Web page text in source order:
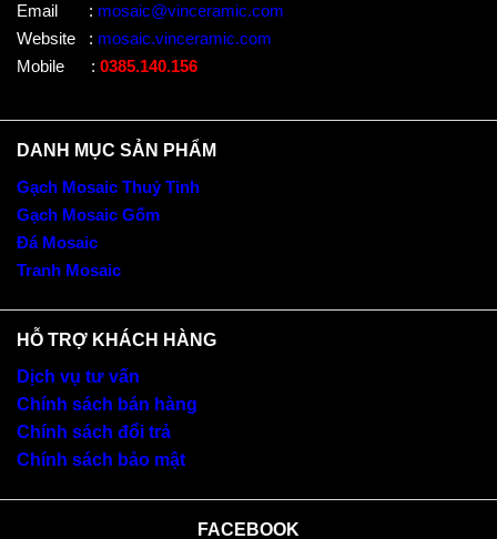
Email : mosaic@vinceramic.com
Website
: mosaic.vinceramic.com
Mobile
: 0385.140.156
DANH MỤC SẢN PHẨM
Gạch Mosaic Thuỷ Tinh
Gạch Mosaic Gốm
Đá Mosaic
Tranh Mosaic
HỖ TRỢ KHÁCH HÀNG
Dịch vụ tư vấn
Chính sách bán hàng
Chính sách đổi trả
Chính sách bảo mật
FACEBOOK